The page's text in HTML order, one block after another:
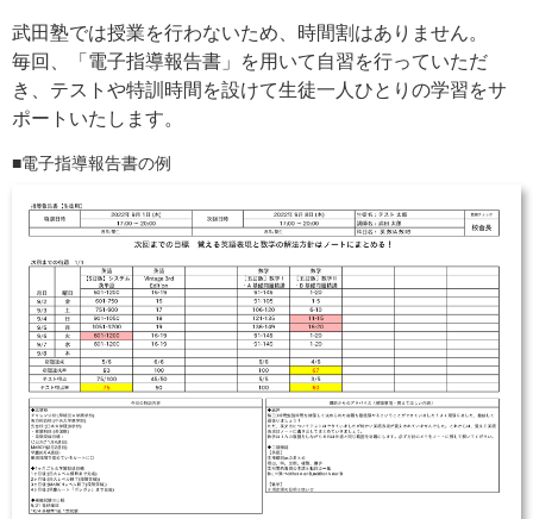
武田塾では授業を行わないため、時間割はありません。
毎回、「電子指導報告書」を用いて自習を行っていただ
き、テストや特訓時間を設けて生徒一人ひとりの学習をサ
ポートいたします。
電子指導報告書の例